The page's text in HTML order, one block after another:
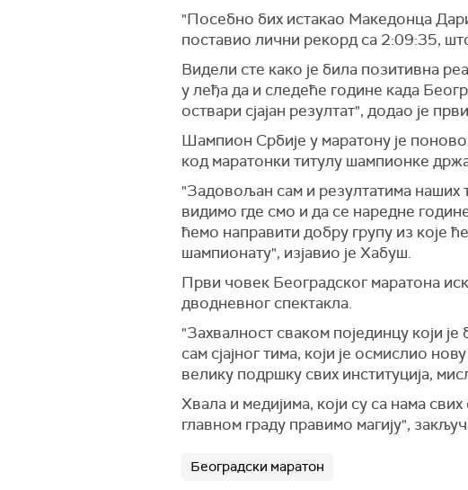
"Посебно бих истакао Македонца
поставио лични рекорд са 2:09:35,
Видели сте како је била позитивна
у леђа да и следеће године када
оствари сјајан резултат", додао је
Шампион Србије у маратону је
код маратонки титулу шампионке
"Задовољан сам и резултатима наших
видимо где смо и да се наредне
ћемо направити добру групу из које
шампионату", изјавио је Хабуш.
Први човек Београдског маратона
дводневног спектакла.
"Захвалност сваком појединцу који
сам сјајног тима, који је осмислио
велику подршку свих институција,
Хвала и медијима, који су са нама
главном граду правимо магију",
Београдски маратон